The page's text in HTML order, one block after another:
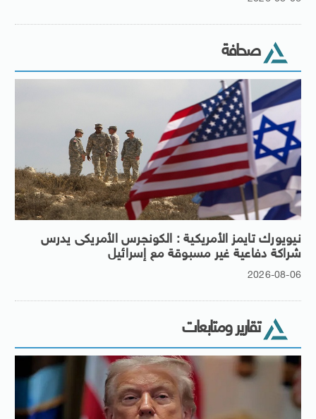
صحافة
نيويورك تايمز الأمريكية : الكونجرس الأمريكى يدرس
شراكة دفاعية غير مسبوقة مع إسرائيل
2026-08-06
تقارير ومتابعات